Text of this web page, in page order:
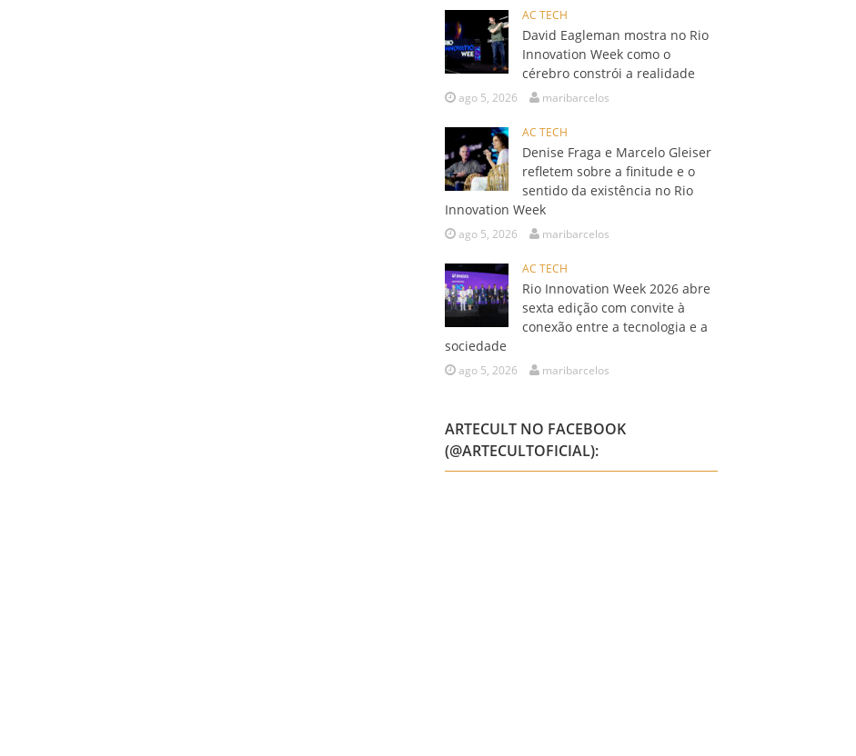
AC TECH
David Eagleman mostra no Rio
Innovation Week como o
cérebro constrói a realidade
ago 5, 2026 maribarcelos
AC TECH
Denise Fraga e Marcelo Gleiser
refletem sobre a finitude e o
sentido da existência no Rio
Innovation Week
ago 5, 2026 maribarcelos
AC TECH
Rio Innovation Week 2026 abre
sexta edição com convite à
conexão entre a tecnologia e a
sociedade
ago 5, 2026 maribarcelos
ARTECULT NO FACEBOOK
(@ARTECULTOFICIAL):